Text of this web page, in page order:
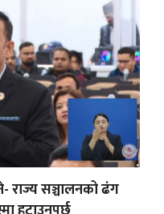
राज्य सञ्चालनको ढंग